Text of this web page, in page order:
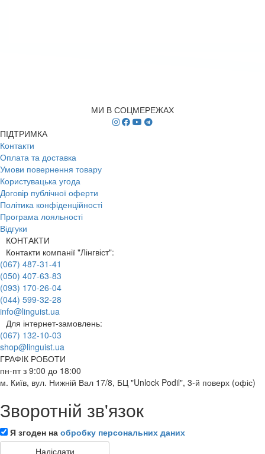
МИ В СОЦМЕРЕЖАХ
ПІДТРИМКА
Контакти
Оплата та доставка
Умови повернення товару
Користувацька угода
Договір публічної оферти
Політика конфіденційності
Програма лояльності
Відгуки
КОНТАКТИ
Контакти компанії "Лінгвіст":
(067) 487-31-41
(050) 407-63-83
(093) 170-26-04
(044) 599-32-28
info@linguist.ua
Для інтернет-замовлень:
(067) 132-10-03
shop@linguist.ua
ГРАФІК РОБОТИ
пн-пт з 9:00 до 18:00
м. Київ, вул. Нижній Вал 17/8, БЦ "Unlock Podil", 3-й поверх (офіс)
Зворотній зв'язок
Я згоден на обробку персональних даних